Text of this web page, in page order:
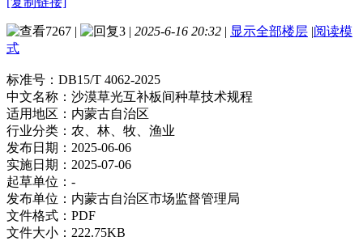
7267 | 3 | 2025-6-16 20:32 | 显示全部楼层 |阅读模
式
标准号： DB15/T 4062-2025
中文名称： 沙漠草光互补板间种草技术规程
适用地区： 内蒙古自治区
行业分类： 农、林、牧、渔业
发布日期： 2025-06-06
实施日期： 2025-07-06
起草单位： -
发布单位： 内蒙古自治区市场监督管理局
文件格式： PDF
文件大小： 222.75KB